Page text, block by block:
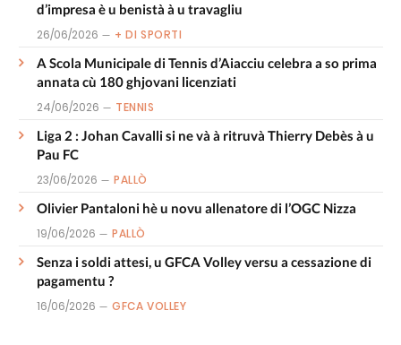
d’impresa è u benistà à u travagliu
26/06/2026 + DI SPORTI
A Scola Municipale di Tennis d’Aiacciu celebra a so prima
annata cù 180 ghjovani licenziati
24/06/2026 TENNIS
Liga 2 : Johan Cavalli si ne và à ritruvà Thierry Debès à u
Pau FC
23/06/2026 PALLÒ
Olivier Pantaloni hè u novu allenatore di l’OGC Nizza
19/06/2026 PALLÒ
Senza i soldi attesi, u GFCA Volley versu a cessazione di
pagamentu ?
16/06/2026 GFCA VOLLEY